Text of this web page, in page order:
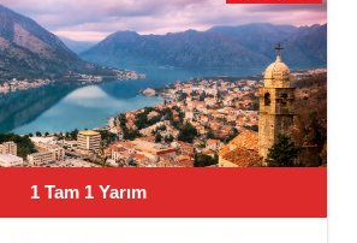
1 Tam 1 Yarım